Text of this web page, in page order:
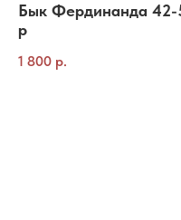
Бык Фердинанда 42-
р
1 800 р.